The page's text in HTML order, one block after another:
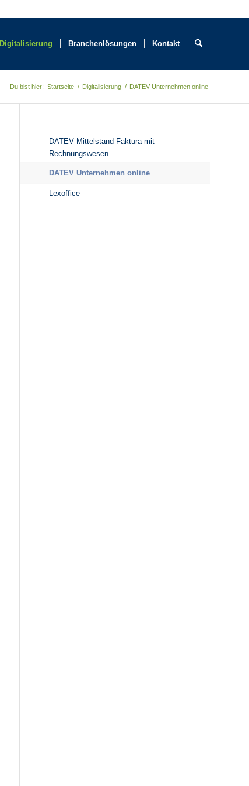
Digitalisierung Branchenlösungen Kontakt
Du bist hier: Startseite / Digitalisierung / DATEV Unternehmen online
DATEV Mittelstand Faktura mit
Rechnungswesen
DATEV Unternehmen online
Lexoffice